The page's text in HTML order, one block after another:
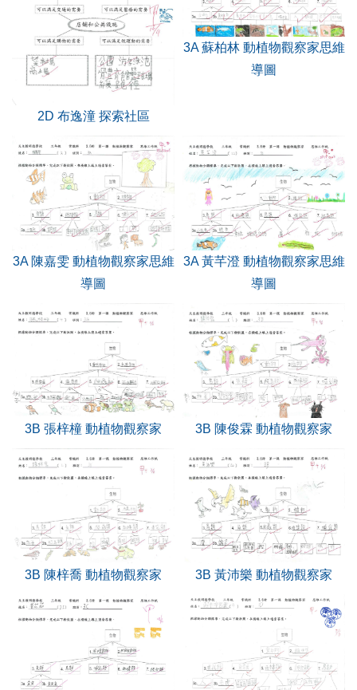
2D 布逸潼 探索社區
3A 蘇柏林 動植物觀察家思維
導圖
3A 陳嘉雯 動植物觀察家思維
導圖
3A 黃芊澄 動植物觀察家思維
導圖
3B 張梓橦 動植物觀察家 3B 陳俊霖 動植物觀察家
3B 陳梓喬 動植物觀察家 3B 黃沛樂 動植物觀察家